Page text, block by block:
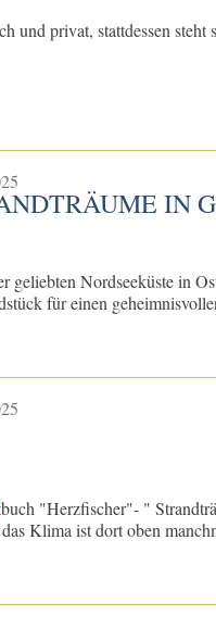
und privat, stattdessen
IN
geliebten Nordseeküste in
für einen
"Herzfischer"- "
Klima ist dort oben